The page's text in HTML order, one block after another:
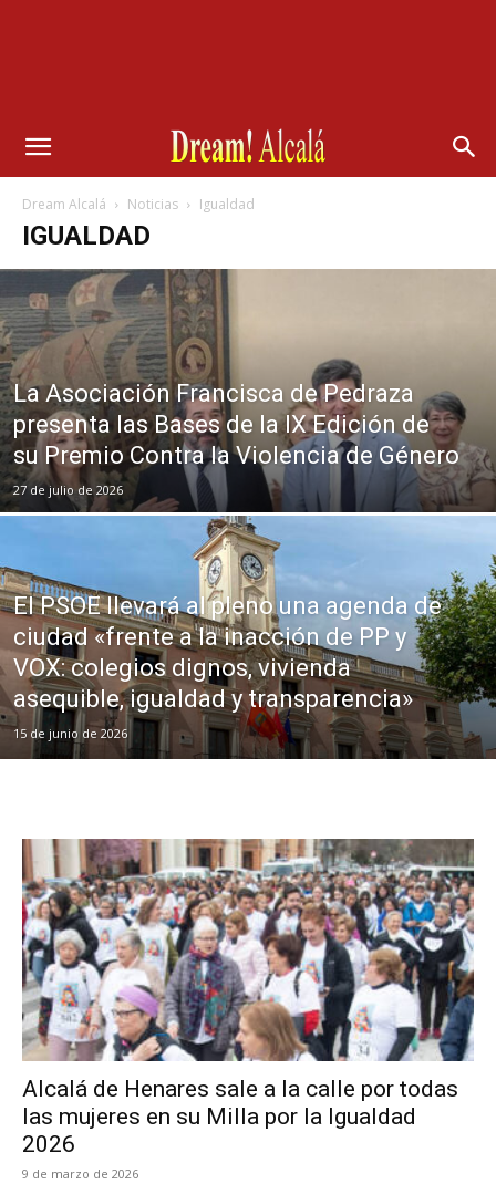
Dream Alcalá Noticias Igualdad
IGUALDAD
La Asociación Francisca de Pedraza
presenta las Bases de la IX Edición de
su Premio Contra la Violencia de Género
27 de julio de 2026
El PSOE llevará al pleno una agenda de
ciudad «frente a la inacción de PP y
VOX: colegios dignos, vivienda
asequible, igualdad y transparencia»
15 de junio de 2026
Alcalá de Henares sale a la calle por todas
las mujeres en su Milla por la Igualdad
2026
9 de marzo de 2026